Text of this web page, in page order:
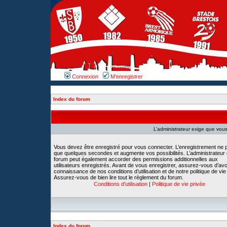
Connexion M’enregistrer
Index du forum
L’administrateur exige que
Vous devez être enregistré pour vous connecter. L’enregistrement ne
que quelques secondes et augmente vos possibilités. L’administrateur
forum peut également accorder des permissions additionnelles aux
utilisateurs enregistrés. Avant de vous enregistrer, assurez-vous
connaissance de nos conditions d’utilisation et de notre politique de
Assurez-vous de bien lire tout le règlement du forum.
Conditions d’utilisation | Politique de vie privée
Index du forum